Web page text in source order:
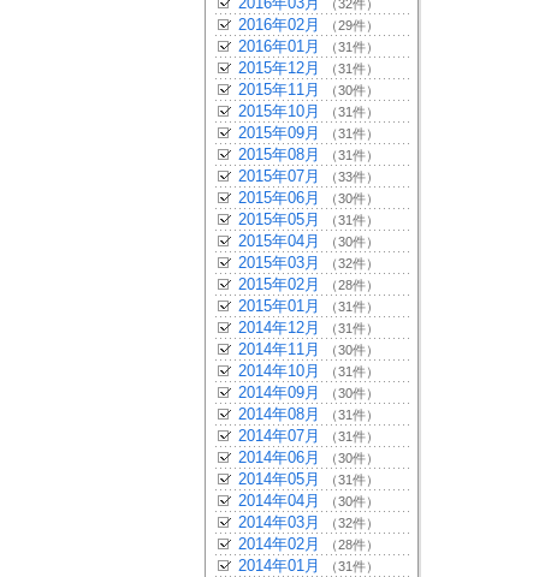
（32件）
2016年02月 （29件）
2016年01月 （31件）
2015年12月 （31件）
2015年11月 （30件）
2015年10月 （31件）
2015年09月 （31件）
2015年08月 （31件）
2015年07月 （33件）
2015年06月 （30件）
2015年05月 （31件）
2015年04月 （30件）
2015年03月 （32件）
2015年02月 （28件）
2015年01月 （31件）
2014年12月 （31件）
2014年11月 （30件）
2014年10月 （31件）
2014年09月 （30件）
2014年08月 （31件）
2014年07月 （31件）
2014年06月 （30件）
2014年05月 （31件）
2014年04月 （30件）
2014年03月 （32件）
2014年02月 （28件）
2014年01月 （31件）